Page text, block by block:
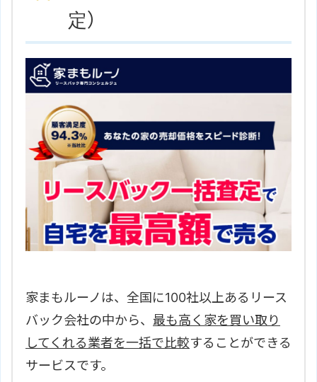
定）
家まもルーノは、全国に100社以上あるリース
バック会社の中から、 最も高く家を買い取り
してくれる業者を一括で比較することができる
サービスです。